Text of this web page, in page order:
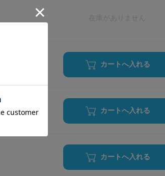
カートへ入れる
カートへ入れる
カートへ入れる